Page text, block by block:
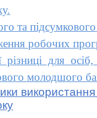
підсумкового
робочих
для осіб,
молодшого
використання